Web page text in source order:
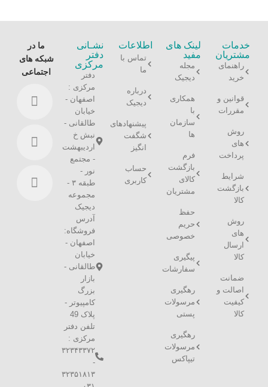
خدمات
مشتریان
راهنمای
خرید
قوانین و
مقررات
روش
های
پرداخت
شرایط
بازگشت
کالا
روش
های
ارسال
کالا
ضمانت
اصالت و
کیفیت
کالا
لینک های
مفید
مجله
دیجیک
همکاری
با
سازمان
ها
فرم
بازگشت
کالای
مشتریان
حفظ
حریم
خصوصی
پیگیری
سفارشات
رهگیری
مرسولات
پستی
رهگیری
مرسولات
تیپاکس
اطلاعات
تماس با
ما
درباره
دیجیک
پیشنهادهای
شگفت
انگیز
حساب
کاربری
نشـانی
دفتر
مرکزی
دفتر
مرکزی :
اصفهان -
خیابان
طالقانی -
نبش خ
اردیبهشت
- مجتمع
نور -
طبقه ۳ -
مجموعه
دیجیک
آدرس
فروشگاه:
اصفهان -
خیابان
طالقانی -
بازار
بزرگ
کامپیوتر -
پلاک 49
تلفن دفتر
مرکزی :
۳۲۳۴۳۳۷۲
-
۳۲۳۵۱۸۱۳
ما در
شبکه های
اجتماعی